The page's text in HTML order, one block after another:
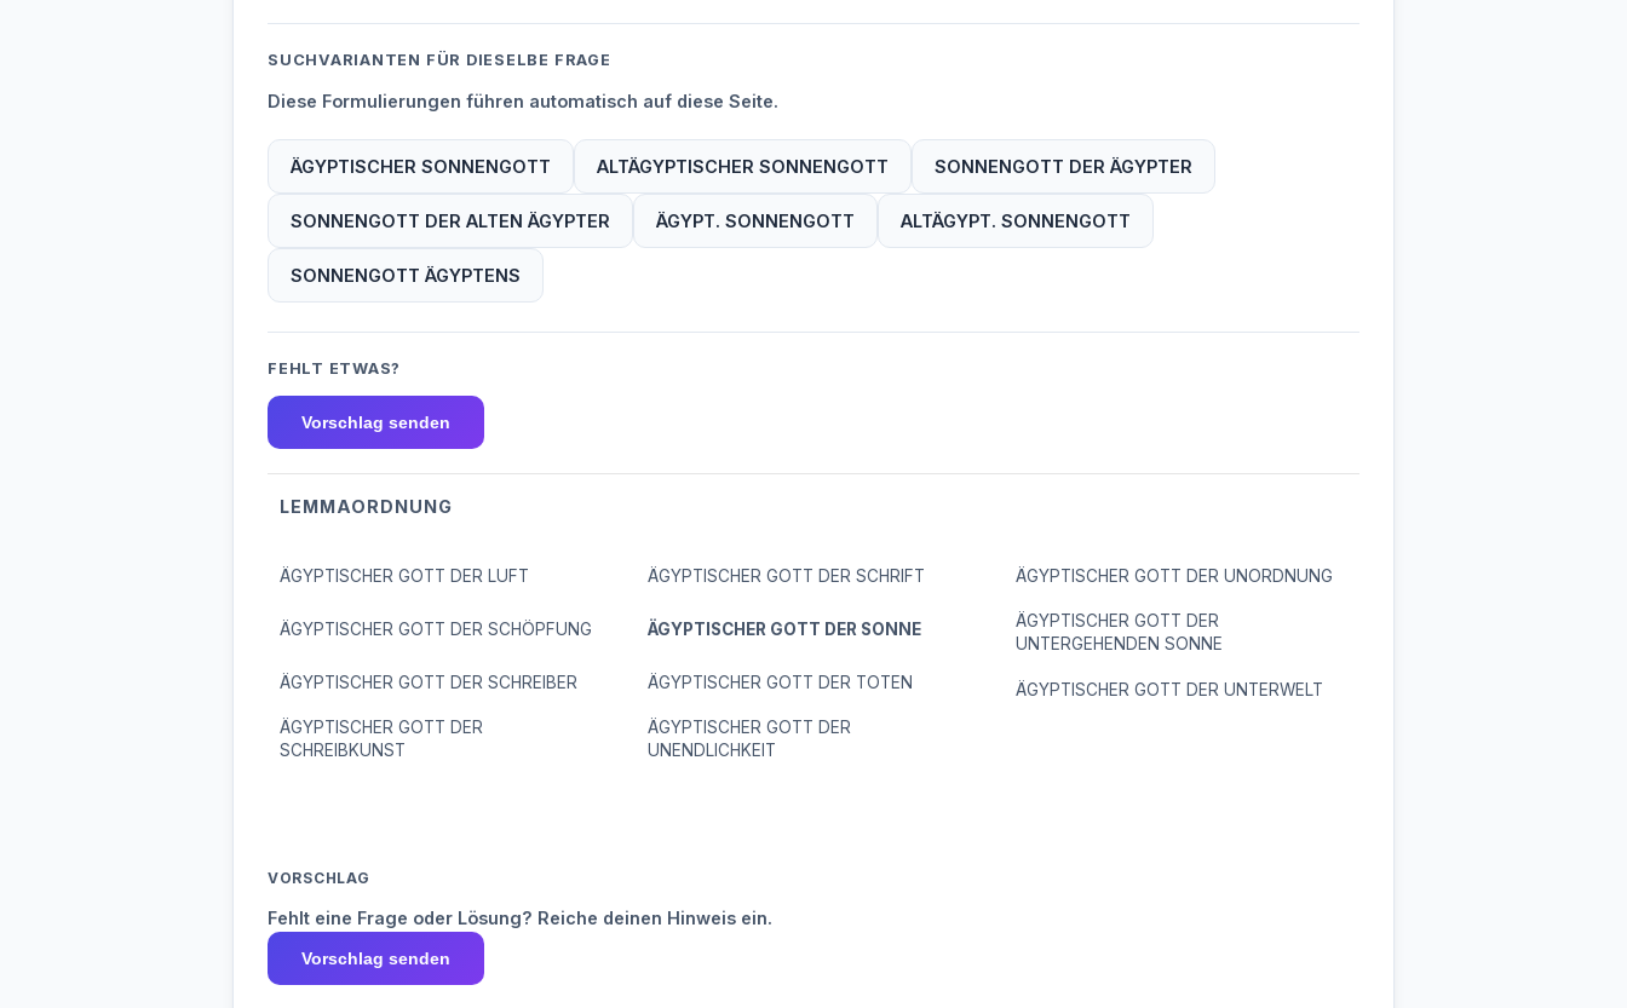
SUCHVARIANTEN FÜR DIESELBE FRAGE
Diese Formulierungen führen automatisch auf diese Seite.
ÄGYPTISCHER SONNENGOTT ALTÄGYPTISCHER SONNENGOTT SONNENGOTT DER ÄGYPTER
SONNENGOTT DER ALTEN ÄGYPTER ÄGYPT. SONNENGOTT ALTÄGYPT. SONNENGOTT
SONNENGOTT ÄGYPTENS
FEHLT ETWAS?
Vorschlag senden
LEMMAORDNUNG
ÄGYPTISCHER GOTT DER LUFT
ÄGYPTISCHER GOTT DER SCHÖPFUNG
ÄGYPTISCHER GOTT DER SCHREIBER
ÄGYPTISCHER GOTT DER
SCHREIBKUNST
ÄGYPTISCHER GOTT DER SCHRIFT
ÄGYPTISCHER GOTT DER SONNE
ÄGYPTISCHER GOTT DER TOTEN
ÄGYPTISCHER GOTT DER
UNENDLICHKEIT
ÄGYPTISCHER GOTT DER UNORDNUNG
ÄGYPTISCHER GOTT DER
UNTERGEHENDEN SONNE
ÄGYPTISCHER GOTT DER UNTERWELT
VORSCHLAG
Fehlt eine Frage oder Lösung? Reiche deinen Hinweis ein.
Vorschlag senden